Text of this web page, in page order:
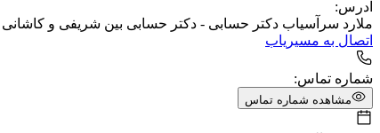
آدرس:
ملارد سرآسیاب دکتر حسابی - دکتر حسابی بین شریفی و کاشانی
اتصال به مسیریاب
شماره تماس:
مشاهده شماره تماس